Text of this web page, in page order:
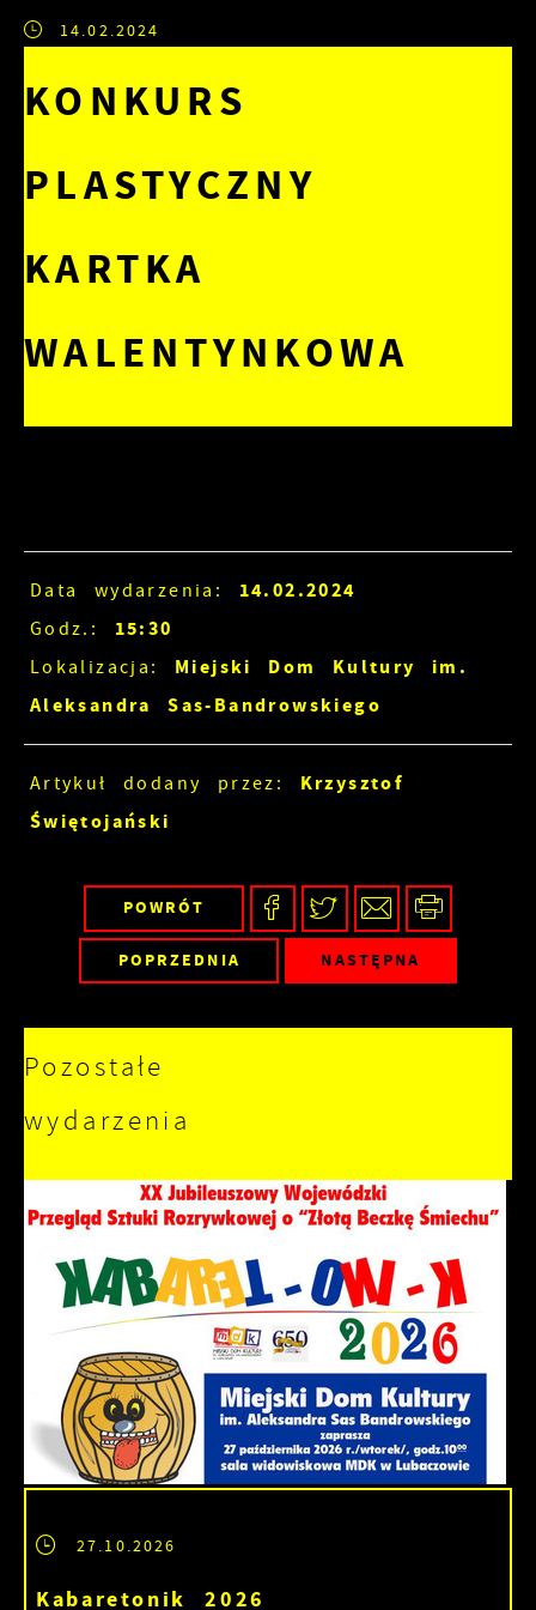
14.02.2024
KONKURS
PLASTYCZNY
KARTKA
WALENTYNKOWA
Data wydarzenia: 14.02.2024
Godz.: 15:30
Lokalizacja:
Miejski Dom Kultury im.
Aleksandra Sas-Bandrowskiego
Artykuł dodany przez: Krzysztof
Świętojański
POWRÓT
POPRZEDNIA NASTĘPNA
Pozostałe
wydarzenia
27.10.2026
Kabaretonik 2026